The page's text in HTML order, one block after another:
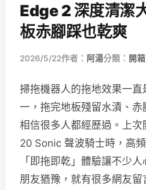
Edge 2 深度清潔
板赤腳踩也乾爽
2026/5/22作者： 阿湯分類： 開
掃拖機器人的拖地效果一
一，拖完地板殘留水漬、赤
相信很多人都經歷過。上
20 Sonic 聲波騎士時，高
「即拖即乾」體驗讓不少
朋友猶豫，就有很多網友留